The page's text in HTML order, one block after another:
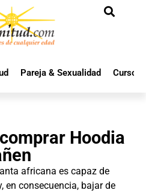
Pareja & Sexualidad Cursos
Hoodia
africana es capaz de
en consecuencia, bajar de